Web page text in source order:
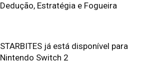
Dedução, Estratégia e Fogueira
STARBITES já está disponível para
Nintendo Switch 2